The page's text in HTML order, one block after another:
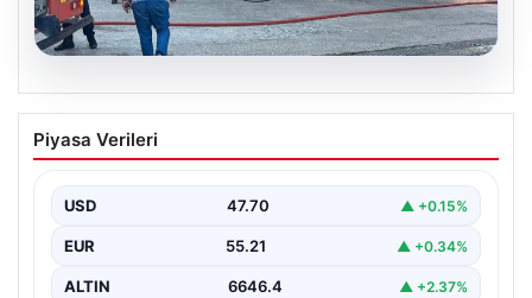
06.08.2026
Dumanlar ilçeyi kapladı: Bursa’da
tamirhanede yangın
Piyasa Verileri
USD 47.70 ▲ +0.15%
EUR 55.21 ▲ +0.34%
ALTIN 6646.4 ▲ +2.37%